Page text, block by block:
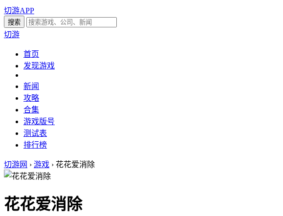
切游APP
切游
首页
发现游戏
新闻
攻略
合集
游戏版号
测试表
排行榜
切游网 › 游戏 › 花花爱消除
花花爱消除